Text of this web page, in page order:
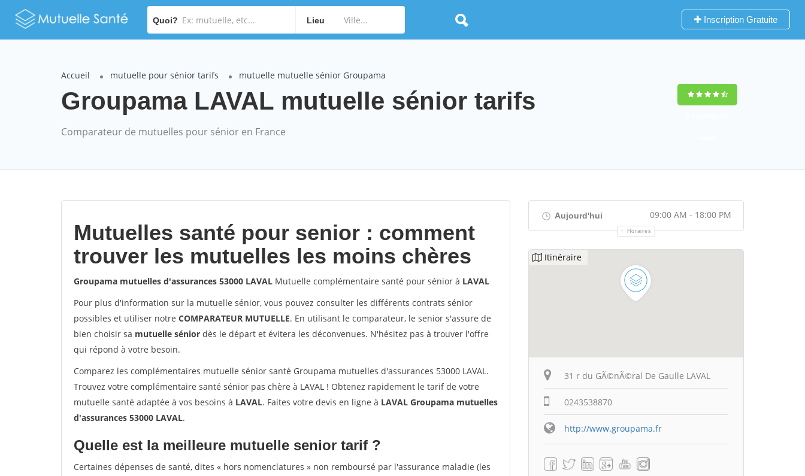
Quoi? Lieu Inscription Gratuite
Accueil mutuelle pour sénior tarifs mutuelle mutuelle sénior Groupama
Groupama LAVAL mutuelle sénior tarifs
Comparateur de mutuelles pour sénior en France
Mutuelles santé pour senior : comment
trouver les mutuelles les moins chères
Groupama mutuelles d'assurances 53000 LAVAL Mutuelle complémentaire santé pour sénior à LAVAL
Pour plus d'information sur la mutuelle sénior, vous pouvez consulter les différents contrats sénior
possibles et utiliser notre COMPARATEUR MUTUELLE. En utilisant le comparateur, le senior s'assure de
bien choisir sa mutuelle sénior dès le départ et évitera les déconvenues. N'hésitez pas à trouver l'offre
qui répond à votre besoin.
Comparez les complémentaires mutuelle sénior santé Groupama mutuelles d'assurances 53000 LAVAL.
Trouvez votre complémentaire santé sénior pas chère à LAVAL ! Obtenez rapidement le tarif de votre
mutuelle santé adaptée à vos besoins à LAVAL. Faites votre devis en ligne à LAVAL Groupama mutuelles
d'assurances 53000 LAVAL.
Quelle est la meilleure mutuelle senior tarif ?
Certaines dépenses de santé, dites « hors nomenclatures » non remboursé par l'assurance maladie (les
Aujourd'hui 09:00 AM - 18:00 PM
Horaires
Itinéraire
31 r du GÃ©nÃ©ral De Gaulle LAVAL
0243538870
http://www.groupama.fr